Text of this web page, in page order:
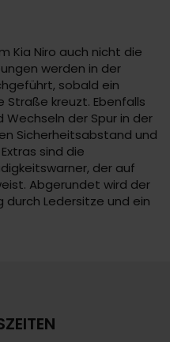
Kia Niro auch nicht die
werden in der
sobald ein
Straße kreuzt. Ebenfalls
der Spur in der
Sicherheitsabstand und
sind die
der auf
Abgerundet wird der
Ledersitze und ein